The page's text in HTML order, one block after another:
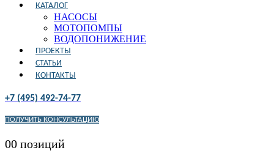
КАТАЛОГ
НАСОСЫ
МОТОПОМПЫ
ВОДОПОНИЖЕНИЕ
ПРОЕКТЫ
СТАТЬИ
КОНТАКТЫ
+7 (495) 492-74-77
ПОЛУЧИТЬ КОНСУЛЬТАЦИЮ
00 позиций